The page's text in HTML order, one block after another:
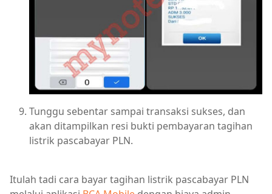
Tunggu sebentar sampai transaksi sukses, dan
akan ditampilkan resi bukti pembayaran tagihan
listrik pascabayar PLN.
Itulah tadi cara bayar tagihan listrik pascabayar PLN